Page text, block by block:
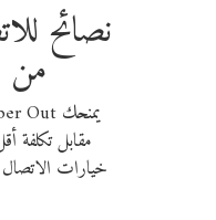
نصائح
من
مقابل تكلفة
خيارات